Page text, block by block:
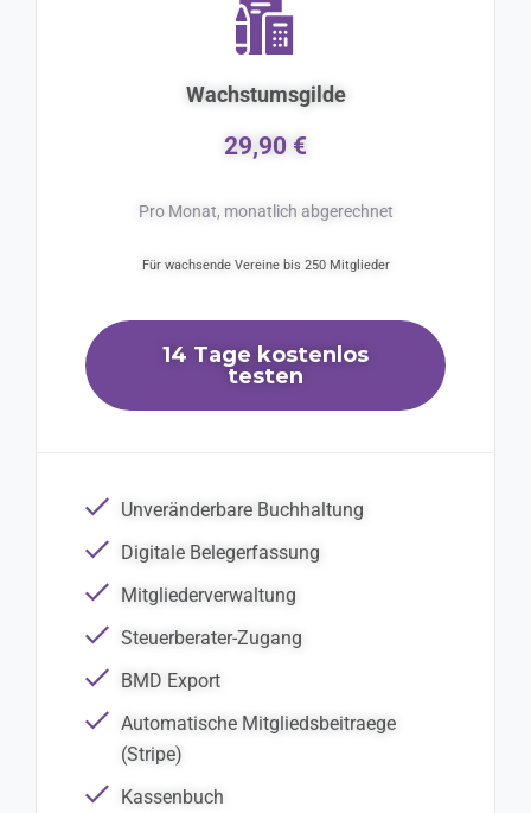
Wachstumsgilde
29,90 €
Pro Monat, monatlich abgerechnet
Für wachsende Vereine bis 250 Mitglieder
14 Tage kostenlos
testen
Unveränderbare Buchhaltung
Digitale Belegerfassung
Mitgliederverwaltung
Steuerberater-Zugang
BMD Export
Automatische Mitgliedsbeitraege
(Stripe)
Kassenbuch